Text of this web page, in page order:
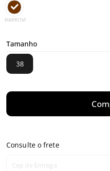
MARROM
Tamanho
38
Consulte o frete
Cep de Entrega